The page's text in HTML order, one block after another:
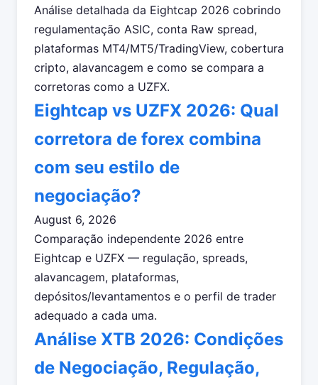
Análise detalhada da Eightcap 2026 cobrindo
regulamentação ASIC, conta Raw spread,
plataformas MT4/MT5/TradingView, cobertura
cripto, alavancagem e como se compara a
corretoras como a UZFX.
Eightcap vs UZFX 2026: Qual
corretora de forex combina
com seu estilo de
negociação?
August 6, 2026
Comparação independente 2026 entre
Eightcap e UZFX — regulação, spreads,
alavancagem, plataformas,
depósitos/levantamentos e o perfil de trader
adequado a cada uma.
Análise XTB 2026: Condições
de Negociação, Regulação,